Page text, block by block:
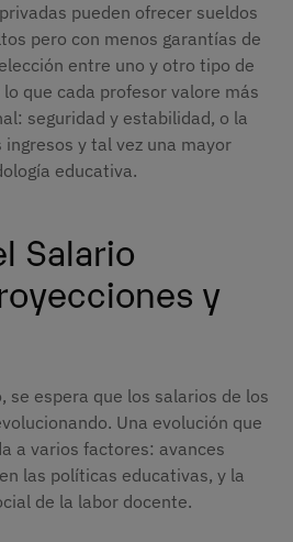
pueden ofrecer sueldos
pero con menos garantías de
entre uno y otro tipo de
que cada profesor valore más
seguridad y estabilidad, o la
y tal vez una mayor
educativa.
Salario
y
se espera que los salarios de los
Una evolución que
a varios factores: avances
las políticas educativas, y la
de la labor docente.